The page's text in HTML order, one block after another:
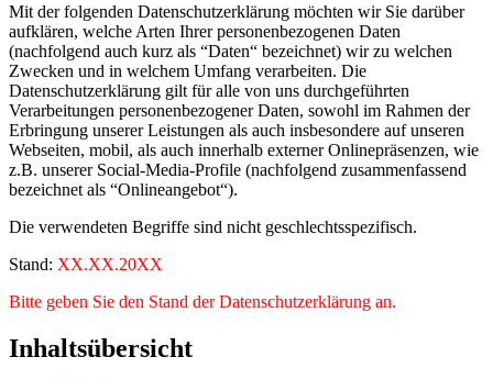
Mit der folgenden Datenschutzerklärung möchten wir Sie darüber
aufklären, welche Arten Ihrer personenbezogenen Daten
(nachfolgend auch kurz als “Daten“ bezeichnet) wir zu welchen
Zwecken und in welchem Umfang verarbeiten. Die
Datenschutzerklärung gilt für alle von uns durchgeführten
Verarbeitungen personenbezogener Daten, sowohl im Rahmen der
Erbringung unserer Leistungen als auch insbesondere auf unseren
Webseiten, mobil, als auch innerhalb externer Onlinepräsenzen, wie
z.B. unserer Social-Media-Profile (nachfolgend zusammenfassend
bezeichnet als “Onlineangebot“).
Die verwendeten Begriffe sind nicht geschlechtsspezifisch.
Stand: XX.XX.20XX
Bitte geben Sie den Stand der Datenschutzerklärung an.
Inhaltsübersicht